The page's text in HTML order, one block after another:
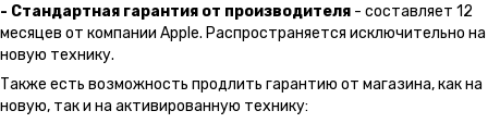
- Стандартная гарантия от производителя - составляет 12
месяцев от компании Apple. Распространяется исключительно на
новую технику.
Также есть возможность продлить гарантию от магазина, как на
новую, так и на активированную технику: